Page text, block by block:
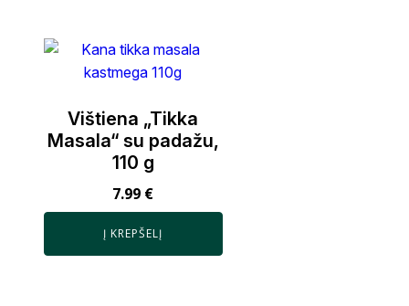
Vištiena „Tikka
Masala“ su padažu,
110 g
7.99 €
Į KREPŠELĮ